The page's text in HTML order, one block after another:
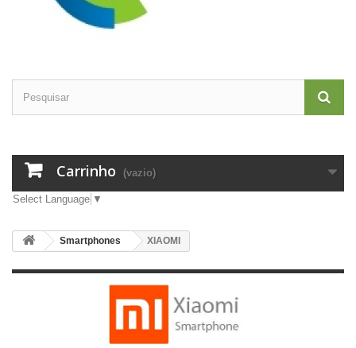
Carrinho (vazio)
Select Language ▼
Smartphones XIAOMI